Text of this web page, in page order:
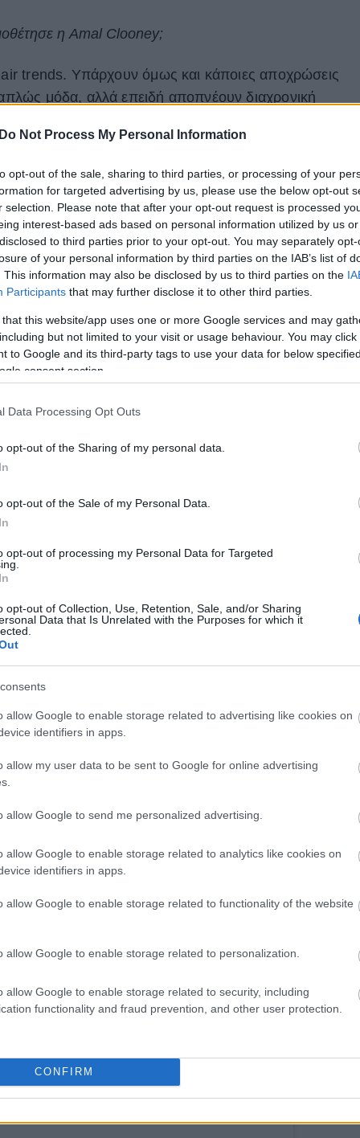
Do Not Process My Personal Information
opt-out of the sale, sharing to third parties, or processing of your
for targeted advertising by us, please use the below opt-out
selection. Please note that after your opt-out request is processed
interest-based ads based on personal information utilized by us
to third parties prior to your opt-out. You may separately
of your personal information by third parties on the IAB’s list of
This information may also be disclosed by us to third parties on the
Participants that may further disclose it to other third parties.
that this website/app uses one or more Google services and may
but not limited to your visit or usage behaviour. You may
to Google and its third-party tags to use your data for below
consent section.
Data Processing Opt Outs
opt-out of the Sharing of my personal data.
opt-out of the Sale of my Personal Data.
opt-out of processing my Personal Data for Targeted
opt-out of Collection, Use, Retention, Sale, and/or Sharing
Data that Is Unrelated with the Purposes for which it
allow Google to enable storage related to advertising like cookies on
identifiers in apps.
allow my user data to be sent to Google for online advertising
allow Google to send me personalized advertising.
allow Google to enable storage related to analytics like cookies on
identifiers in apps.
allow Google to enable storage related to functionality of the website
allow Google to enable storage related to personalization.
allow Google to enable storage related to security, including
functionality and fraud prevention, and other user protection.
CONFIRM
η Amal Clooney;
trends. Υπάρχουν όμως και κάποιες αποχρώσεις
απλώς μόδα, αλλά επειδή αποπνέουν διαχρονική
το
συνδυάζει την κλασική γοητεία μιας πλούσιας
ανταύγειες που χαρίζουν ένα πολυδιάστατο,
την απόχρωση επέλεξε προ ημερών καιη Amal
το όνομά της με την understated πολυτέλεια και
της με το συγκεκριμένο χρώμα επιβεβαίωσε ότι οι
δυναμικά, αφήνοντας πίσω τις υπερβολικές
των προηγούμενων χρόνων.
είναι τα πιο γλυκά χρώματα μαλλιών
της κρύβεται ο celebrity hairstylist, Δημήτρης
ένα καρουζέλ φωτογραφιών της στο Instagram,
του hair makeover της.Το Kit Kat Brunette
γεμάτο ένταση και βάθος, το οποίο «σπάει»
Οι ανταύγειες
αυτές δεν είναι έντονες ούτε
μοιάζουν σχεδόν ζωγραφισμένες με το χέρι πάνω στα
ένα εξαιρετικά chic και φωτεινό αποτέλεσμα.
να ξεχωρίζει είναι η ισορροπία ανάμεσα στη
σχεδόν κάθε τόνο επιδερμίδας, χαρίζει λάμψη
να δείχνει πιο ακριβή, ακόμα και χωρίς styling.
look της Amal